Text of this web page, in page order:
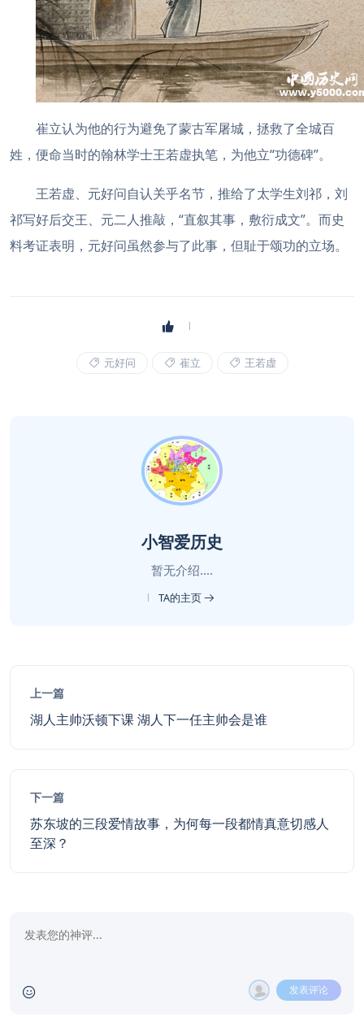
崔立认为他的行为避免了蒙古军屠城，拯救了全城百
姓，便命当时的翰林学士王若虚执笔，为他立“功德碑”。
王若虚、元好问自认关乎名节，推给了太学生刘祁，刘
祁写好后交王、元二人推敲，“直叙其事，敷衍成文”。而史
料考证表明，元好问虽然参与了此事，但耻于颂功的立场。
元好问 崔立 王若虚
小智爱历史
暂无介绍....
TA的主页
上一篇
湖人主帅沃顿下课 湖人下一任主帅会是谁
下一篇
苏东坡的三段爱情故事，为何每一段都情真意切感人
至深？
发表评论